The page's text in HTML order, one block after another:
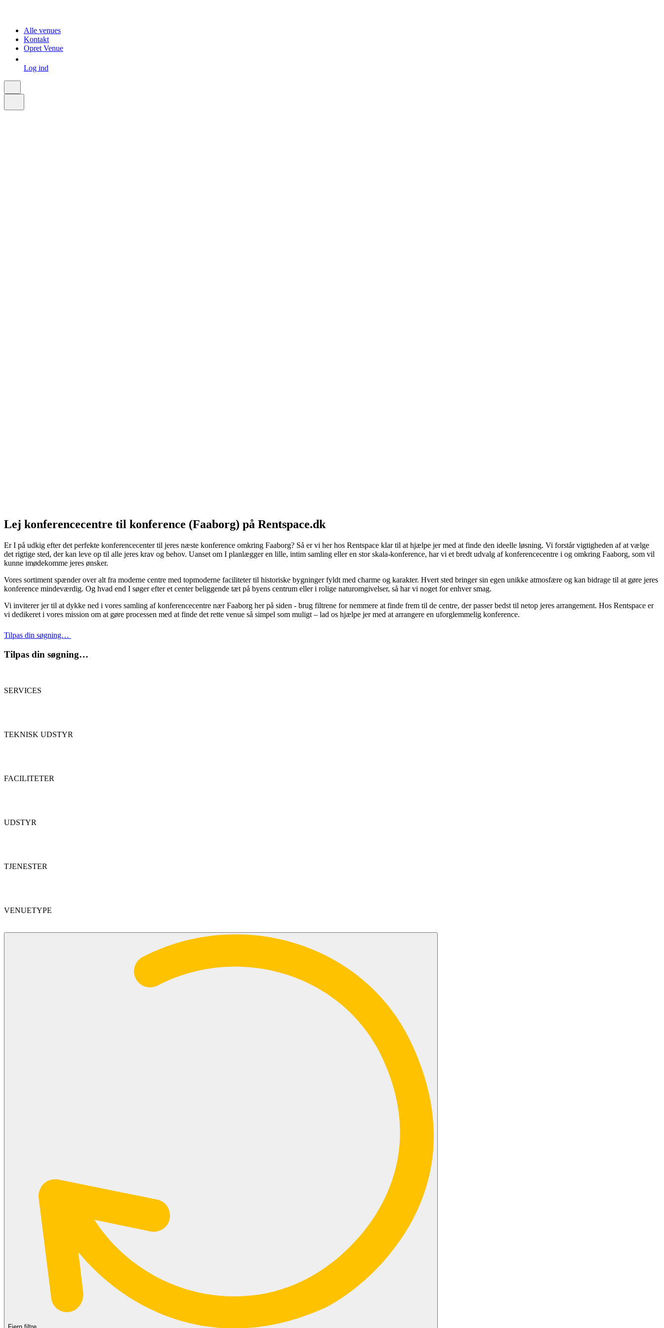
Alle venues
Kontakt
Opret Venue
Log ind
Lej konferencecentre til konference (Faaborg) på Rentspace.dk
Er I på udkig efter det perfekte konferencecenter til jeres næste konference omkring Faaborg? Så er vi her hos Rentspace klar til at hjælpe jer med at finde den ideelle løsning. Vi forstår vigtigheden af at vælge
det rigtige sted, der kan leve op til alle jeres krav og behov. Uanset om I planlægger en lille, intim samling eller en stor skala-konference, har vi et bredt udvalg af konferencecentre i og omkring Faaborg, som vil
kunne imødekomme jeres ønsker.
Vores sortiment spænder over alt fra moderne centre med topmoderne faciliteter til historiske bygninger fyldt med charme og karakter. Hvert sted bringer sin egen unikke atmosfære og kan bidrage til at gøre jeres
konference mindeværdig. Og hvad end I søger efter et center beliggende tæt på byens centrum eller i rolige naturomgivelser, så har vi noget for enhver smag.
Vi inviterer jer til at dykke ned i vores samling af konferencecentre nær Faaborg her på siden - brug filtrene for nemmere at finde frem til de centre, der passer bedst til netop jeres arrangement. Hos Rentspace er
vi dedikeret i vores mission om at gøre processen med at finde det rette venue så simpel som muligt – lad os hjælpe jer med at arrangere en uforglemmelig konference.
Tilpas din søgning…
Tilpas din søgning…
SERVICES
TEKNISK UDSTYR
FACILITETER
UDSTYR
TJENESTER
VENUETYPE